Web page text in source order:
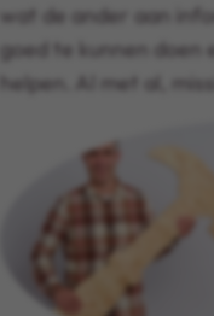
wat de ander aan
goed te kunnen doen
helpen. Al met al,